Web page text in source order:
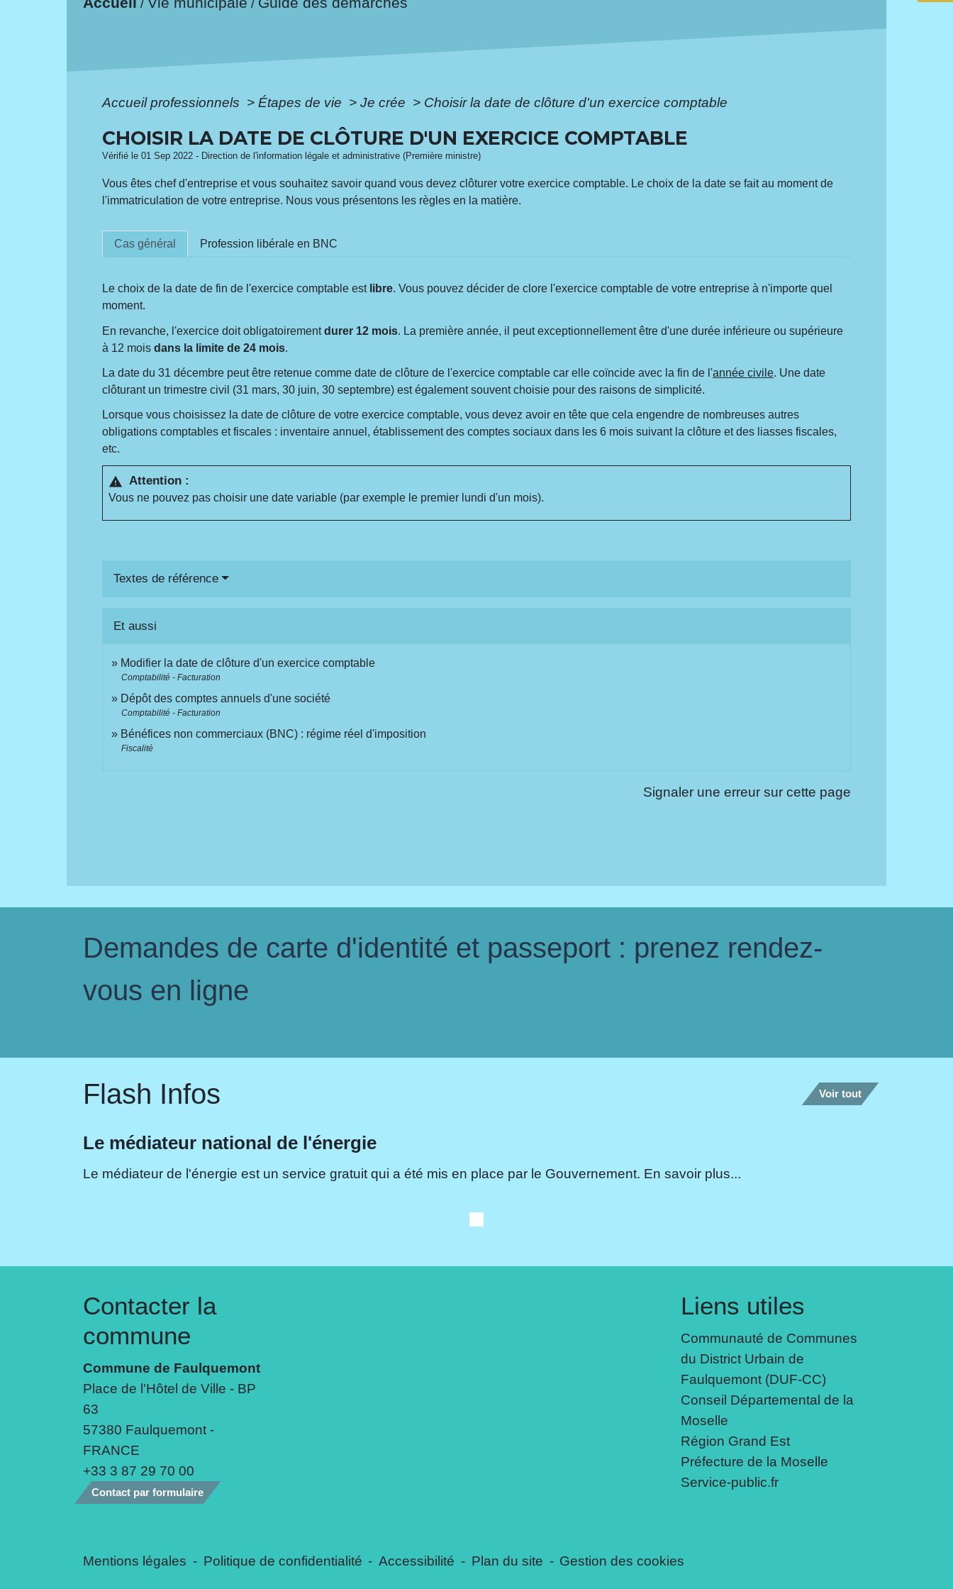
/ /
Accueil professionnels > Étapes de vie > Je crée > Choisir la date de clôture d'un exercice comptable
CHOISIR LA DATE DE CLÔTURE D'UN EXERCICE COMPTABLE
Vérifié le 01 Sep 2022 - Direction de l'information légale et administrative (Première ministre)
Vous êtes chef d'entreprise et vous souhaitez savoir quand vous devez clôturer votre exercice comptable. Le choix de la date se fait au moment de
l'immatriculation de votre entreprise. Nous vous présentons les règles en la matière.
Cas général Profession libérale en BNC
Le choix de la date de fin de l'exercice comptable est libre. Vous pouvez décider de clore l'exercice comptable de votre entreprise à n'importe quel
moment.
En revanche, l'exercice doit obligatoirementdurer 12 mois. La première année, il peut exceptionnellement être d'une durée inférieure ou supérieure
à 12 moisdans la limite de 24 mois.
La date du 31 décembre peut être retenue comme date de clôture de l'exercice comptable car elle coïncide avec la fin de l'année civile. Une date
clôturant un trimestre civil (31 mars, 30 juin, 30 septembre) est également souvent choisie pour des raisons de simplicité.
Lorsque vous choisissez la date de clôture de votre exercice comptable, vous devez avoir en tête que cela engendre de nombreuses autres
obligations comptables et fiscales : inventaire annuel, établissement des comptes sociaux dans les 6 mois suivant la clôture et des liasses fiscales,
etc.
warning Attention :
Vous ne pouvez pas choisir une date variable (par exemple le premier lundi d'un mois).
Textes de référence
Et aussi
Modifier la date de clôture d'un exercice comptable
Comptabilité - Facturation
Dépôt des comptes annuels d'une société
Comptabilité - Facturation
Bénéfices non commerciaux (BNC) : régime réel d'imposition
Fiscalité
Signaler une erreur sur cette page
Demandes de carte d'identité et passeport : prenez rendez-
vous en ligne
Flash Infos Voir tout
Le médiateur national de l'énergie
Le médiateur de l'énergie est un service gratuit qui a été mis en place par le Gouvernement. En savoir plus...
Contacter la
commune
Commune de Faulquemont
Place de l'Hôtel de Ville - BP
63
57380 Faulquemont -
FRANCE
+33 3 87 29 70 00
Contact par formulaire
Liens utiles
Communauté de Communes
du District Urbain de
Faulquemont (DUF-CC)
Conseil Départemental de la
Moselle
Région Grand Est
Préfecture de la Moselle
Service-public.fr
Mentions légales - Politique de confidentialité - Accessibilité - Plan du site - Gestion des cookies